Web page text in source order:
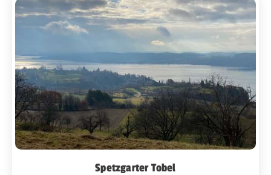
Spetzgarter Tobel